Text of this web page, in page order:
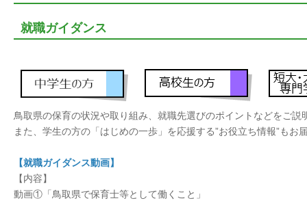
就職ガイダンス
鳥取県の保育の状況や取り組み、就職先選びのポイントなどをご説
また、学生の方の「はじめの一歩」を応援する”お役立ち情報”もお
【就職ガイダンス動画】
【内容】
動画①「鳥取県で保育士等として働くこと」